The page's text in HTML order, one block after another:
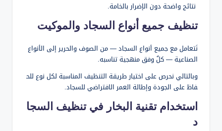
نتائج واضحة دون الإضرار بالخامة.
تنظيف جميع أنواع السجاد والموكيت
نَتعامل مع جميع أنواع السجاد — من الصوف والحرير إلى الأنواع
الصناعية — كلٌ وفق منهجية تناسبه.
وبالتالي نحرص على اختيار طريقة التنظيف المناسبة لكل نوع للح
فاظ على الجودة وإطالة العمر الافتراضي للسجاد.
استخدام تقنية البخار في تنظيف السجا
د